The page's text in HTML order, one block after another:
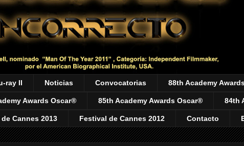
ray II Noticias Convocatorias 88th Academy
Awards Oscar® 85th Academy Awards Oscar® 84th
Cannes 2013 Festival de Cannes 2012 Contacto